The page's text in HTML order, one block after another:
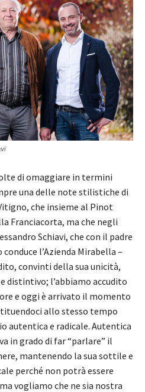
di omaggiare in termini
una delle note stilistiche di
che insieme al Pinot
Franciacorta, ma che negli
Schiavi, che con il padre
l’Azienda Mirabella –
convinti della sua unicità,
distintivo; l’abbiamo accudito
e oggi è arrivato il momento
allo stesso tempo
autentica e radicale. Autentica
in grado di far “parlare” il
mantenendo la sua sottile e
perché non potrà essere
vogliamo che ne sia nostra